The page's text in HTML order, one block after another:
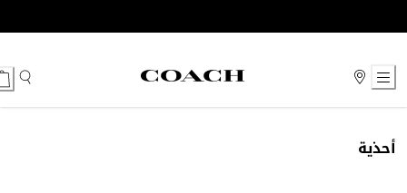
to
أحذية